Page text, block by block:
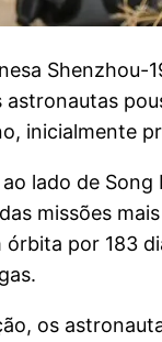
inicialmente
lado de
missões
por 183
os